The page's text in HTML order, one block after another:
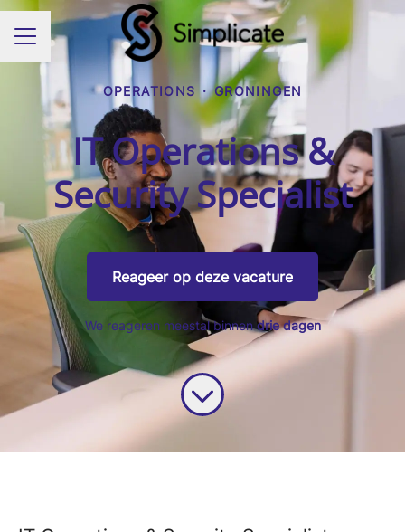
Carrièremenu
OPERATIONS · GRONINGEN
IT Operations &
Security Specialist
Reageer op deze vacature
We reageren meestal binnendrie dagen